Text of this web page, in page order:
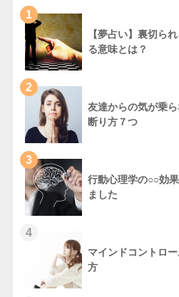
1
【夢占い】裏切ら
る意味とは？
2
友達からの気が乗
断り方７つ
3
行動心理学の○○効
ました
4
マインドコントロ
方